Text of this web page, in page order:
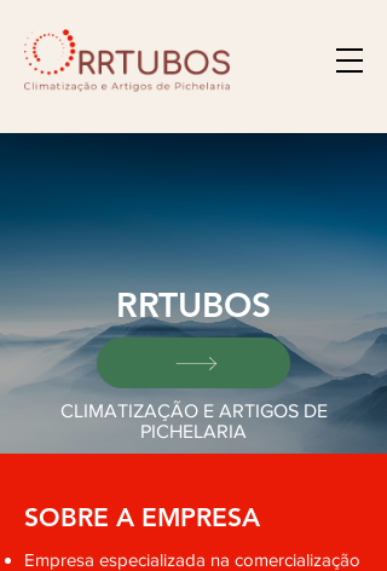
RRTUBOS
CLIMATIZAÇÃO E ARTIGOS DE
PICHELARIA
SOBRE A EMPRESA
Empresa especializada na comercialização